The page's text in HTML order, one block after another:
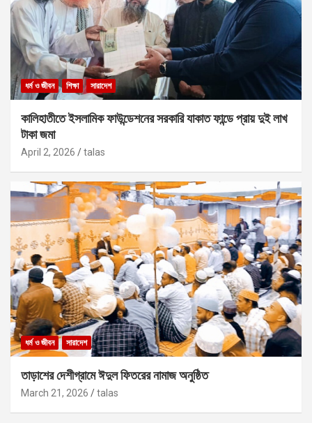
ধর্ম ও জীবন শিক্ষা সারাদেশ
কালিহাতীতে ইসলামিক ফাউন্ডেশনের সরকারি যাকাত ফান্ডে প্রায় দুই লাখ
টাকা জমা
April 2, 2026 talas
ধর্ম ও জীবন সারাদেশ
তাড়াশের দেশীগ্রামে ঈদুল ফিতরের নামাজ অনুষ্ঠিত
March 21, 2026 talas